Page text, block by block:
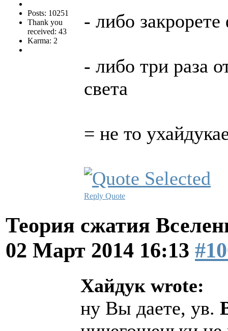
Posts: 10251
Thank you
received: 43
Karma: 2
- либо
- либо три раза
света
= не то
Reply Quote
Теория сжатия
02 Март 2014 16:13
Хайдук wrote:
ну Вы даете, ув.